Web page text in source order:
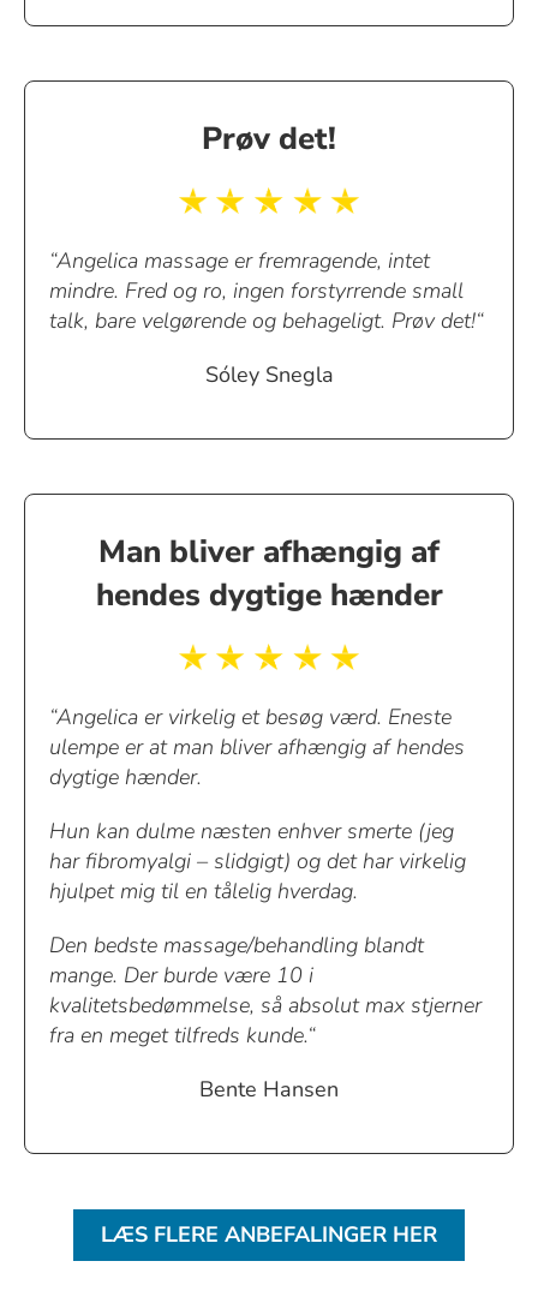
Prøv det!
“Angelica massage er fremragende, intet
mindre. Fred og ro, ingen forstyrrende small
talk, bare velgørende og behageligt. Prøv det!“
Sóley Snegla
Man bliver afhængig af
hendes dygtige hænder
“Angelica er virkelig et besøg værd. Eneste
ulempe er at man bliver afhængig af hendes
dygtige hænder.
Hun kan dulme næsten enhver smerte (jeg
har fibromyalgi – slidgigt) og det har virkelig
hjulpet mig til en tålelig hverdag.
Den bedste massage/behandling blandt
mange. Der burde være 10 i
kvalitetsbedømmelse, så absolut max stjerner
fra en meget tilfreds kunde.“
Bente Hansen
LÆS FLERE ANBEFALINGER HER